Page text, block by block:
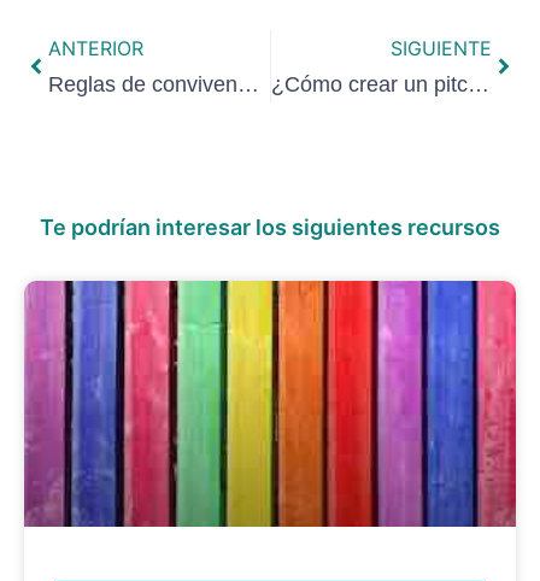
ANTERIOR
Reglas de convivencia para una comunidad sostenible y sustentable
SIGUIENTE
¿Cómo crear un pitch o discurso detonante que convenza?
Te podrían interesar los siguientes recursos